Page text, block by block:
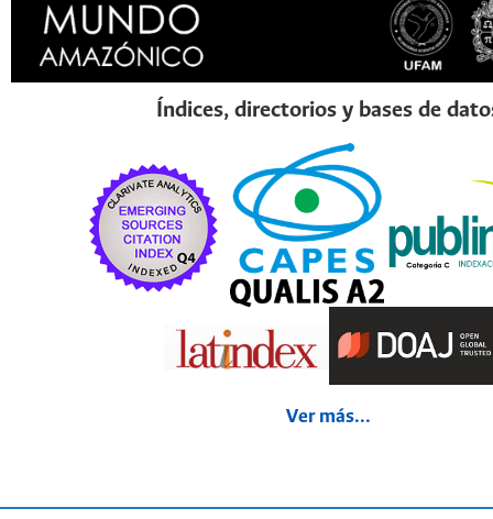
Índices, directorios y bases de
Ver más...